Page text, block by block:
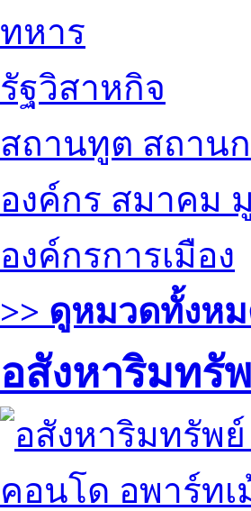
ทหาร
รัฐวิสาหกิจ
สถานทูต สถาน
องค์กร สมาคม
องค์กรการเมือง
>> ดูหมวดทั้งห
อสังหาริมทรั
คอนโด อพาร์ทเ